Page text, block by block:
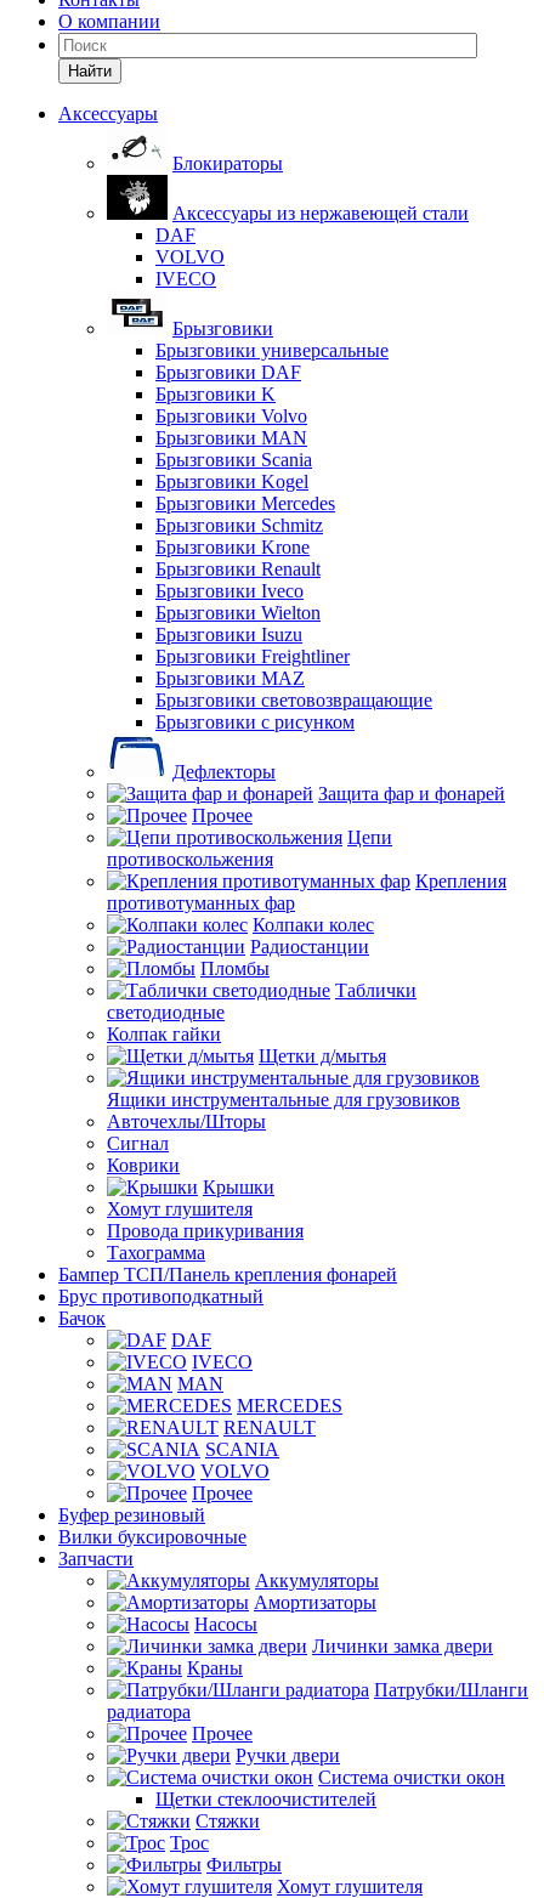
О компании
Найти
Аксессуары
Блокираторы
Аксессуары из нержавеющей стали
DAF
VOLVO
IVECO
Брызговики
Брызговики универсальные
Брызговики DAF
Брызговики K
Брызговики Volvo
Брызговики MAN
Брызговики Scania
Брызговики Kogel
Брызговики Mercedes
Брызговики Schmitz
Брызговики Krone
Брызговики Renault
Брызговики Iveco
Брызговики Wielton
Брызговики Isuzu
Брызговики Freightliner
Брызговики MAZ
Брызговики световозвращающие
Брызговики с рисунком
Дефлекторы
Защита фар и фонарей
Прочее
Цепи
противоскольжения
Крепления
противотуманных фар
Колпаки колес
Радиостанции
Пломбы
Таблички
светодиодные
Колпак гайки
Щетки д/мытья
Ящики инструментальные для грузовиков
Авточехлы/Шторы
Сигнал
Коврики
Крышки
Хомут глушителя
Провода прикуривания
Тахограмма
Бампер ТСП/Панель крепления фонарей
Брус противоподкатный
Бачок
DAF
IVECO
MAN
MERCEDES
RENAULT
SCANIA
VOLVO
Прочее
Буфер резиновый
Вилки буксировочные
Запчасти
Аккумуляторы
Амортизаторы
Насосы
Личинки замка двери
Краны
Патрубки/Шланги
радиатора
Прочее
Ручки двери
Система очистки окон
Щетки стеклоочистителей
Стяжки
Трос
Фильтры
Хомут глушителя